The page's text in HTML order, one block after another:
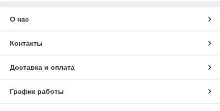
О нас
Контакты
Доставка и оплата
График работы